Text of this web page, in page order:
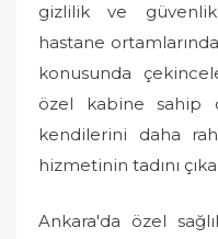
gizlilik ve güvenlik
hastane
konusunda
özel kabine sahip
kendilerini daha
hizmetinin tadını
Ankara'da özel